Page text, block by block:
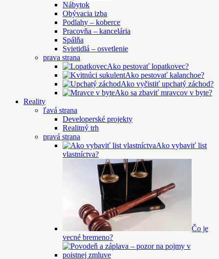
Nábytok
Obývacia izba
Podlahy – koberce
Pracovňa – kancelária
Spálňa
Svietidlá – osvetlenie
prava strana
Ako pestovať lopatkovec?
Ako pestovať kalanchoe?
Ako vyčistiť upchatý záchod?
Ako sa zbaviť mravcov v byte?
Reality
ľavá strana
Developerské projekty
Realitný trh
pravá strana
Ako vybaviť list
vlastníctva?
Čo je
vecné bremeno?